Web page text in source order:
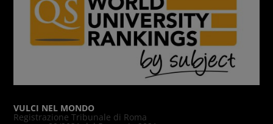
VULCI NEL MONDO
Registrazione Tribunale di Roma